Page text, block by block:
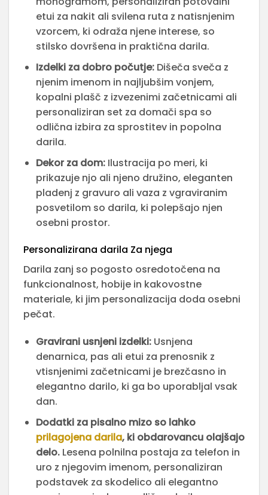
etui za nakit ali svilena ruta z natisnjenim
vzorcem, ki odraža njene interese, so
stilsko dovršena in praktična darila.
Izdelki za dobro počutje:Dišeča sveča z
njenim imenom in najljubšim vonjem,
kopalni plašč z izvezenimi začetnicami ali
personaliziran set za domači spa so
odlična izbira za sprostitev in popolna
darila.
Dekor za dom:Ilustracija po meri, ki
prikazuje njo ali njeno družino, eleganten
pladenj z gravuro ali vaza z vgraviranim
posvetilom so darila, ki polepšajo njen
osebni prostor.
Personalizirana darila Za njega
Darila zanj so pogosto osredotočena na
funkcionalnost, hobije in kakovostne
materiale, ki jim personalizacija doda osebni
pečat.
Gravirani usnjeni izdelki:Usnjena
denarnica, pas ali etui za prenosnik z
vtisnjenimi začetnicami je brezčasno in
elegantno darilo, ki ga bo uporabljal vsak
dan.
Dodatki za pisalno mizo so lahko
prilagojena darila, ki obdarovancu olajšajo
delo.Lesena polnilna postaja za telefon in
uro z njegovim imenom, personaliziran
podstavek za skodelico ali elegantno